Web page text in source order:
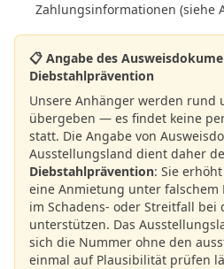
Zahlungsinformationen (siehe
📋 Angabe des
Diebstahlprävention
Unsere Anhänger werden rund
übergeben — es findet keine
statt. Die Angabe von
Ausstellungsland dient daher
Diebstahlprävention: Sie
eine Anmietung unter falschem
im Schadens- oder Streitfall bei
unterstützen. Das
sich die Nummer ohne den
einmal auf Plausibilität prüfen